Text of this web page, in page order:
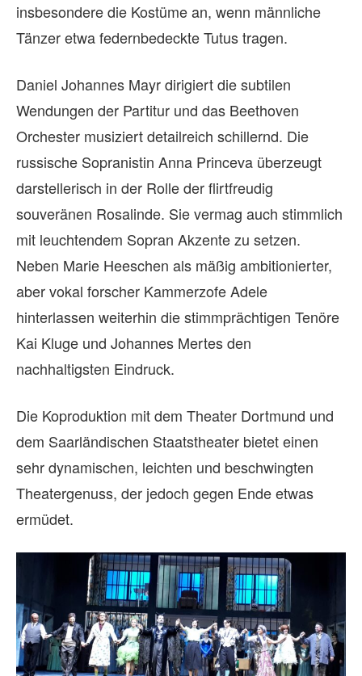
insbesondere die Kostüme an, wenn männliche
Tänzer etwa federnbedeckte Tutus tragen.
Daniel Johannes Mayr dirigiert die subtilen
Wendungen der Partitur und das Beethoven
Orchester musiziert detailreich schillernd. Die
russische Sopranistin Anna Princeva überzeugt
darstellerisch in der Rolle der flirtfreudig
souveränen Rosalinde. Sie vermag auch stimmlich
mit leuchtendem Sopran Akzente zu setzen.
Neben Marie Heeschen als mäßig ambitionierter,
aber vokal forscher Kammerzofe Adele
hinterlassen weiterhin die stimmprächtigen Tenöre
Kai Kluge und Johannes Mertes den
nachhaltigsten Eindruck.
Die Koproduktion mit dem Theater Dortmund und
dem Saarländischen Staatstheater bietet einen
sehr dynamischen, leichten und beschwingten
Theatergenuss, der jedoch gegen Ende etwas
ermüdet.